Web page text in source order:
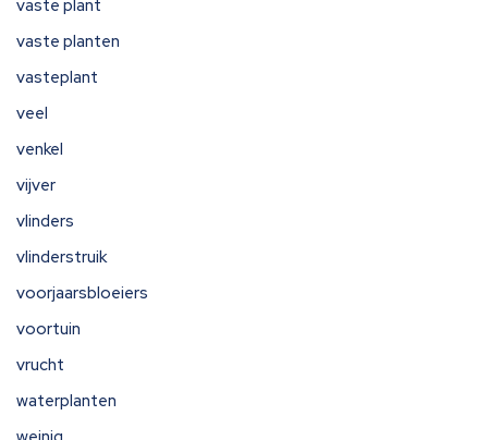
vaste plant
vaste planten
vasteplant
veel
venkel
vijver
vlinders
vlinderstruik
voorjaarsbloeiers
voortuin
vrucht
waterplanten